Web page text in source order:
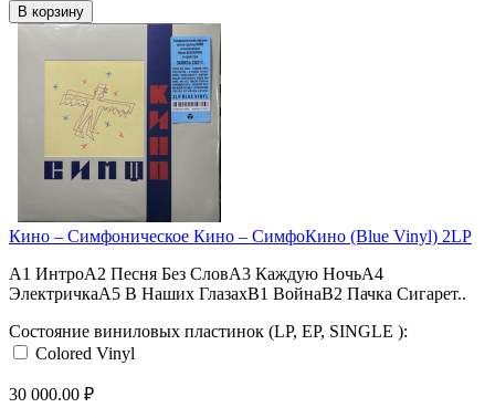
В корзину
Кино ‎– Симфоническое Кино – СимфоКино (Blue Vinyl) 2LP
A1 ИнтроA2 Песня Без СловA3 Каждую НочьA4
ЭлектричкаA5 В Наших ГлазахB1 ВойнаB2 Пачка Сигарет..
Состояние виниловых пластинок (LP, EP, SINGLE ):
Colored Vinyl
30 000.00 ₽